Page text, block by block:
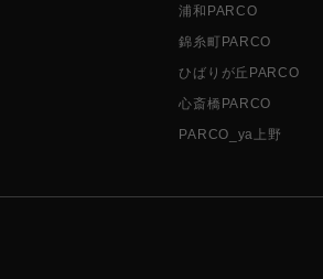
浦和PARCO
錦糸町PARCO
ひばりが丘PARCO
心斎橋PARCO
PARCO_ya上野